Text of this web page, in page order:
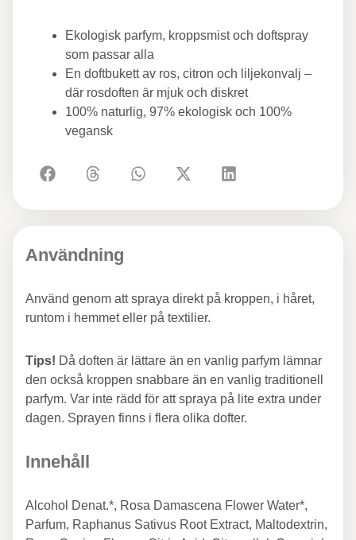
Ekologisk parfym, kroppsmist och doftspray
som passar alla
En doftbukett av ros, citron och liljekonvalj –
där rosdoften är mjuk och diskret
100% naturlig, 97% ekologisk och 100%
vegansk
Användning
Använd genom att spraya direkt på kroppen, i håret,
runtom i hemmet eller på textilier.
Tips! Då doften är lättare än en vanlig parfym lämnar
den också kroppen snabbare än en vanlig traditionell
parfym. Var inte rädd för att spraya på lite extra under
dagen. Sprayen finns i flera olika dofter.
Innehåll
Alcohol Denat.*, Rosa Damascena Flower Water*,
Parfum, Raphanus Sativus Root Extract, Maltodextrin,